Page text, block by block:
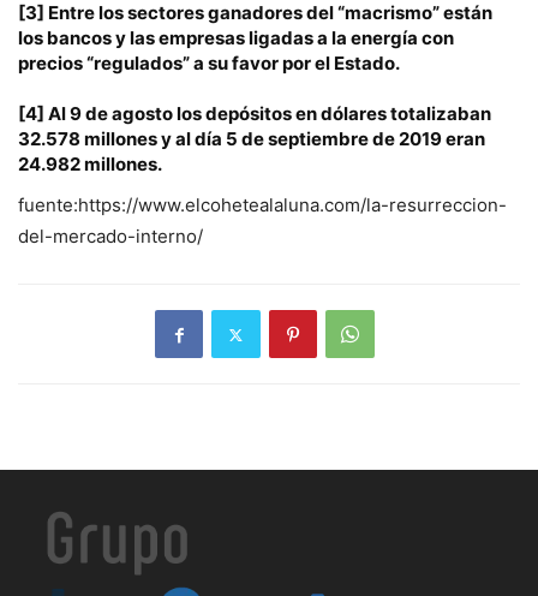
[3] Entre los sectores ganadores del “macrismo” están
los bancos y las empresas ligadas a la energía con
precios “regulados” a su favor por el Estado.
[4] Al 9 de agosto los depósitos en dólares totalizaban
32.578 millones y al día 5 de septiembre de 2019 eran
24.982 millones.
fuente:https://www.elcohetealaluna.com/la-resurreccion-
del-mercado-interno/